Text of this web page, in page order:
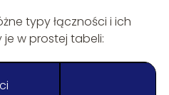
typy łączności i ich
w prostej tabeli: